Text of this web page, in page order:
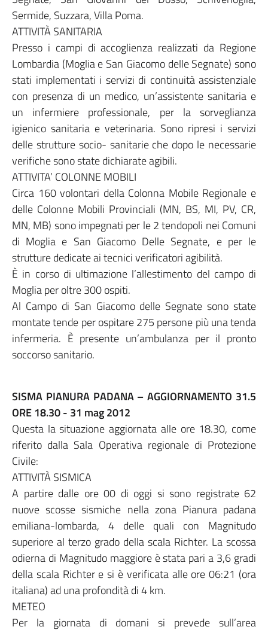
Sermide, Suzzara, Villa Poma.
ATTIVITÀ SANITARIA
Presso i campi di accoglienza realizzati da Regione
Lombardia (Moglia e San Giacomo delle Segnate) sono
stati implementati i servizi di continuità assistenziale
con presenza di un medico, un’assistente sanitaria e
un infermiere professionale, per la sorveglianza
igienico sanitaria e veterinaria. Sono ripresi i servizi
delle strutture socio- sanitarie che dopo le necessarie
verifiche sono state dichiarate agibili.
ATTIVITA’ COLONNE MOBILI
Circa 160 volontari della Colonna Mobile Regionale e
delle Colonne Mobili Provinciali (MN, BS, MI, PV, CR,
MN, MB) sono impegnati per le 2 tendopoli nei Comuni
di Moglia e San Giacomo Delle Segnate, e per le
strutture dedicate ai tecnici verificatori agibilità.
È in corso di ultimazione l’allestimento del campo di
Moglia per oltre 300 ospiti.
Al Campo di San Giacomo delle Segnate sono state
montate tende per ospitare 275 persone più una tenda
infermeria. È presente un’ambulanza per il pronto
soccorso sanitario.
SISMA PIANURA PADANA – AGGIORNAMENTO 31.5
ORE 18.30 - 31 mag 2012
Questa la situazione aggiornata alle ore 18.30, come
riferito dalla Sala Operativa regionale di Protezione
Civile:
ATTIVITÀ SISMICA
A partire dalle ore 00 di oggi si sono registrate 62
nuove scosse sismiche nella zona Pianura padana
emiliana-lombarda, 4 delle quali con Magnitudo
superiore al terzo grado della scala Richter. La scossa
odierna di Magnitudo maggiore è stata pari a 3,6 gradi
della scala Richter e si è verificata alle ore 06:21 (ora
italiana) ad una profondità di 4 km.
METEO
Per la giornata di domani si prevede sull’area